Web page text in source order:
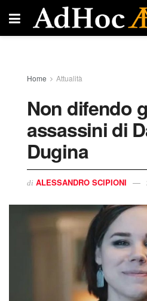
Home Attualità
Non difendo
assassini di
Dugina
di ALESSANDRO SCIPIONI